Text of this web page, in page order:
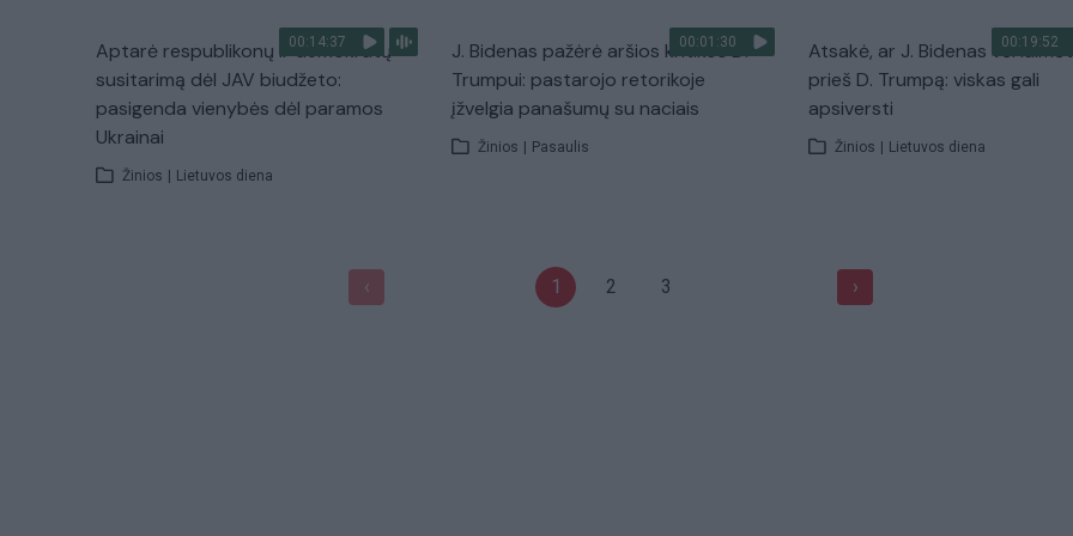
00:14:37
Aptarė respublikonų ir demokratų
susitarimą dėl JAV biudžeto:
pasigenda vienybės dėl paramos
Ukrainai
Žinios | Lietuvos diena
00:01:30
J. Bidenas pažėrė aršios kritikos D.
Trumpui: pastarojo retorikoje
įžvelgia panašumų su naciais
Žinios | Pasaulis
00:19:52
Atsakė, ar J. Bidenas vėl
prieš D. Trumpą: viskas gali
apsiversti
Žinios | Lietuvos diena
‹ 1 2 3 ›